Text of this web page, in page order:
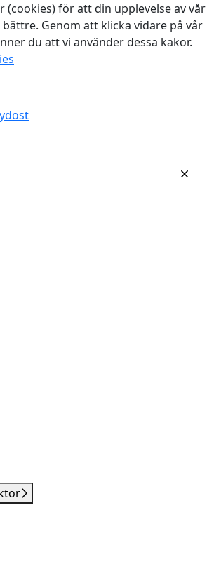
(cookies) för att din upplevelse av vår
Genom att klicka vidare på vår
du att vi använder dessa kakor.